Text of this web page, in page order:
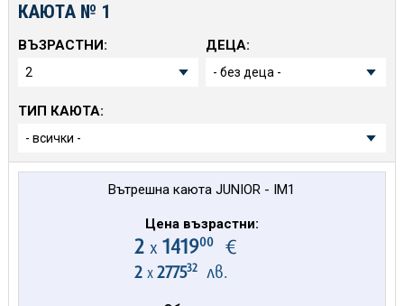
КАЮТА № 1
ВЪЗРАСТНИ: ДЕЦА:
ТИП КАЮТА:
Вътрешна каюта JUNIOR - IM1
Цена възрастни:
2 х 141900€
2 х 277532лв.